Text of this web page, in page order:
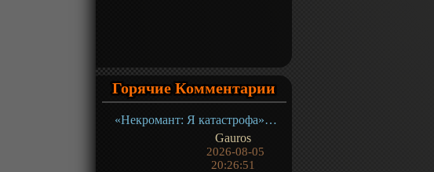
Горячие Комментарии
«Некромант: Я катастрофа» ТВ-1
Gauros
2026-08-05
20:26:51